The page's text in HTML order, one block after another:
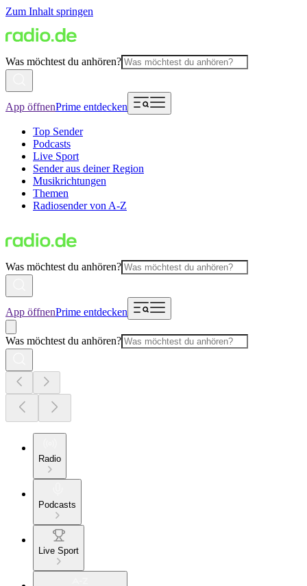
Zum Inhalt springen
Was möchtest du anhören?
App öffnenPrime entdecken
Top Sender
Podcasts
Live Sport
Sender aus deiner Region
Musikrichtungen
Themen
Radiosender von A-Z
Was möchtest du anhören?
App öffnenPrime entdecken
Was möchtest du anhören?
Radio
Podcasts
Live Sport